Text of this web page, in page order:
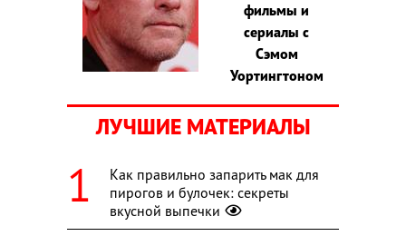
фильмы и
сериалы с
Сэмом
Уортингтоном
ЛУЧШИЕ МАТЕРИАЛЫ
Как правильно запарить мак для
пирогов и булочек: секреты
вкусной выпечки